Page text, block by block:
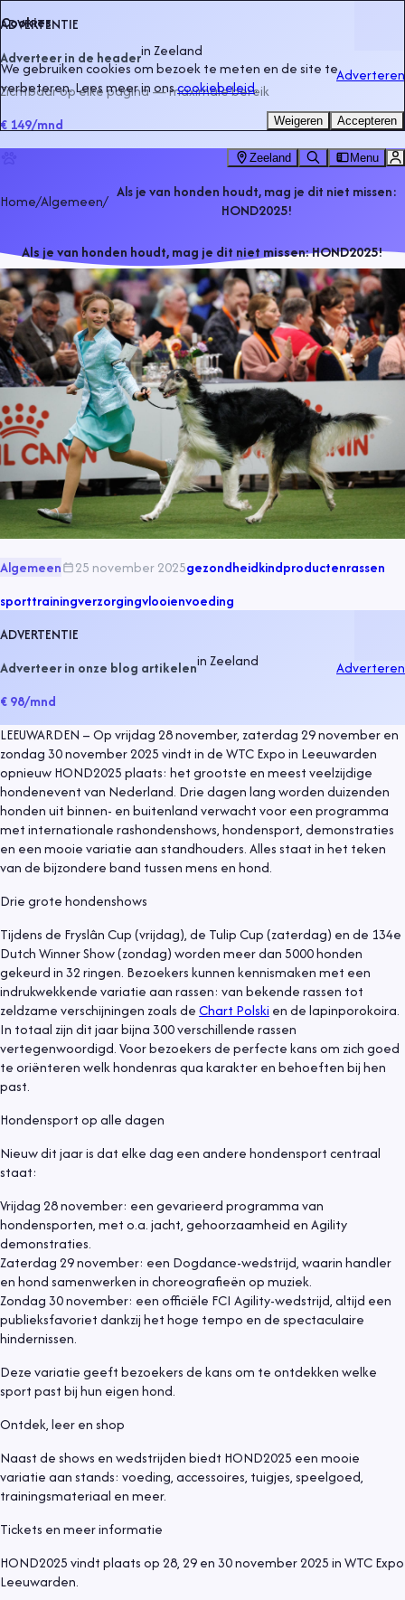
ADVERTENTIE
Adverteer in de headerinZeeland
Zichtbaar op elke pagina — maximale bereik
€ 149/mnd
Adverteren
Zeeland Menu
Home/Algemeen/ Als je van honden houdt, mag je dit niet missen:
HOND2025!
Als je van honden houdt, mag je dit niet missen: HOND2025!
Algemeen 25 november 2025gezondheidkindproductenrassen
sporttrainingverzorgingvlooienvoeding
ADVERTENTIE
Adverteer in onze blog artikeleninZeeland
€ 98/mnd
Adverteren
LEEUWARDEN – Op vrijdag 28 november, zaterdag 29 november en
zondag 30 november 2025 vindt in de WTC Expo in Leeuwarden
opnieuw HOND2025 plaats: het grootste en meest veelzijdige
hondenevent van Nederland. Drie dagen lang worden duizenden
honden uit binnen- en buitenland verwacht voor een programma
met internationale rashondenshows, hondensport, demonstraties
en een mooie variatie aan standhouders. Alles staat in het teken
van de bijzondere band tussen mens en hond.
Drie grote hondenshows
Tijdens de Fryslân Cup (vrijdag), de Tulip Cup (zaterdag) en de 134e
Dutch Winner Show (zondag) worden meer dan 5000 honden
gekeurd in 32 ringen. Bezoekers kunnen kennismaken met een
indrukwekkende variatie aan rassen: van bekende rassen tot
zeldzame verschijningen zoals deChart Polski en de lapinporokoira.
In totaal zijn dit jaar bijna 300 verschillende rassen
vertegenwoordigd. Voor bezoekers de perfecte kans om zich goed
te oriënteren welk hondenras qua karakter en behoeften bij hen
past.
Hondensport op alle dagen
Nieuw dit jaar is dat elke dag een andere hondensport centraal
staat:
Vrijdag 28 november: een gevarieerd programma van
hondensporten, met o.a. jacht, gehoorzaamheid en Agility
demonstraties.
Zaterdag 29 november: een Dogdance-wedstrijd, waarin handler
en hond samenwerken in choreografieën op muziek.
Zondag 30 november: een officiële FCI Agility-wedstrijd, altijd een
publieksfavoriet dankzij het hoge tempo en de spectaculaire
hindernissen.
Deze variatie geeft bezoekers de kans om te ontdekken welke
sport past bij hun eigen hond.
Ontdek, leer en shop
Naast de shows en wedstrijden biedt HOND2025 een mooie
variatie aan stands: voeding, accessoires, tuigjes, speelgoed,
trainingsmateriaal en meer.
Tickets en meer informatie
HOND2025 vindt plaats op 28, 29 en 30 november 2025 in WTC Expo
Leeuwarden.
Cookies
We gebruiken cookies om bezoek te meten en de site te
verbeteren. Lees meer in onscookiebeleid.
Weigeren Accepteren